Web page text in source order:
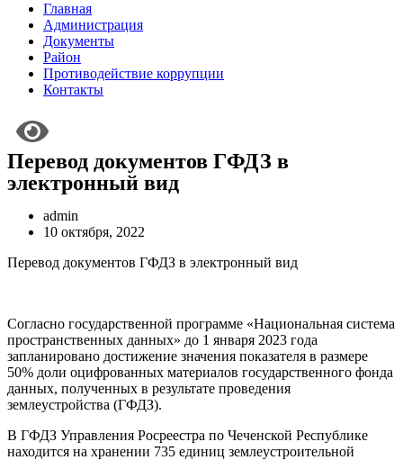
Главная
Администрация
Документы
Район
Противодействие коррупции
Контакты
Перевод документов ГФДЗ в
электронный вид
admin
10 октября, 2022
Перевод документов ГФДЗ в электронный вид
Согласно государственной программе «Национальная система
пространственных данных» до 1 января 2023 года
запланировано достижение значения показателя в размере
50% доли оцифрованных материалов государственного фонда
данных, полученных в результате проведения
землеустройства (ГФДЗ).
В ГФДЗ Управления Росреестра по Чеченской Республике
находится на хранении 735 единиц землеустроительной